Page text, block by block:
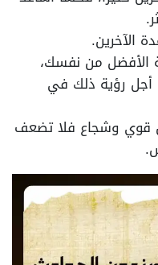
الآخرين.
الأفضل من نفسك،
أجل رؤية ذلك في
قوي وشجاع فلا تضعف